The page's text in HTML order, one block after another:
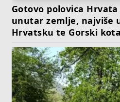
Gotovo polovica
unutar zemlje, najviše
Hrvatsku te Gorski